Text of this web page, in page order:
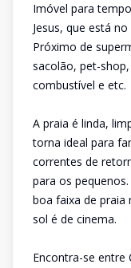
Imóvel para
Jesus, que está
Próximo de
sacolão, pet-
combustível e etc.
A praia é linda,
torna ideal para
correntes de
para os
boa faixa de
sol é de cinema.
Encontra-se entre